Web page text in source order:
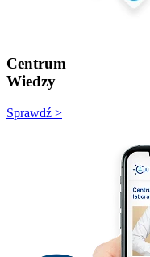
Centrum
Wiedzy
Sprawdź >